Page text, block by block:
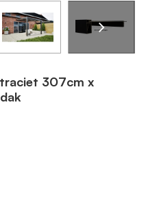
307cm x